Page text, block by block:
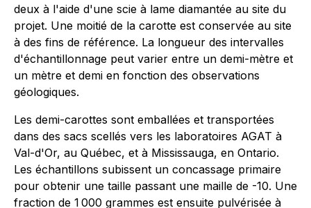
deux à l'aide d'une scie à lame diamantée au site du
projet. Une moitié de la carotte est conservée au site
à des fins de référence. La longueur des intervalles
d'échantillonnage peut varier entre un demi-mètre et
un mètre et demi en fonction des observations
géologiques.
Les demi-carottes sont emballées et transportées
dans des sacs scellés vers les laboratoires AGAT à
Val-d'Or, au Québec, et à Mississauga, en Ontario.
Les échantillons subissent un concassage primaire
pour obtenir une taille passant une maille de -10. Une
fraction de 1 000 grammes est ensuite pulvérisée à